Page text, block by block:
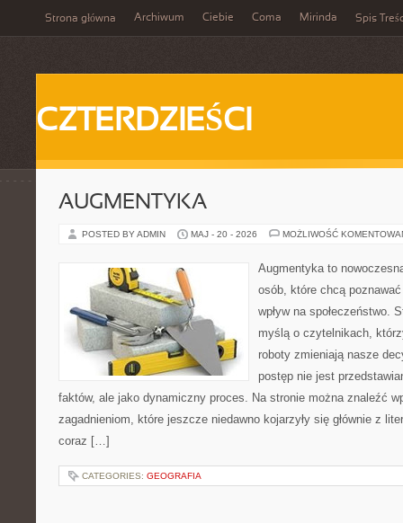
Strona główna Archiwum Ciebie Coma Mirinda Spis
CZTERDZIEŚCI
AUGMENTYKA
POSTED BY ADMIN MAJ - 20 - 2026 MOŻLIWOŚĆ
Augmentyka to
osób, które chcą
wpływ na społeczeństwo.
myślą o czytelnikach,
roboty zmieniają nasze
postęp nie jest
faktów, ale jako dynamiczny proces. Na stronie można znaleźć
zagadnieniom, które jeszcze niedawno kojarzyły się głównie z
coraz […]
CATEGORIES: GEOGRAFIA